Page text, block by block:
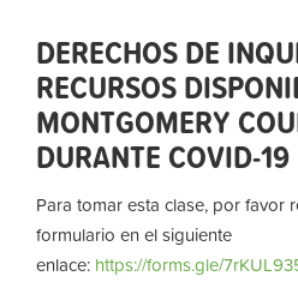
DERECHOS DE
RECURSOS
MONTGOMERY
DURANTE COVID-19
Para tomar esta clase, por favor
formulario en el siguiente
enlace: https://forms.gle/